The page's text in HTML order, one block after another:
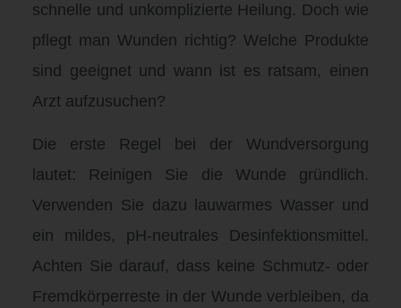
schnelle und unkomplizierte Heilung. Doch wie
pflegt man Wunden richtig? Welche Produkte
sind geeignet und wann ist es ratsam, einen
Arzt aufzusuchen?
Die erste Regel bei der Wundversorgung
lautet: Reinigen Sie die Wunde gründlich.
Verwenden Sie dazu lauwarmes Wasser und
ein mildes, pH-neutrales Desinfektionsmittel.
Achten Sie darauf, dass keine Schmutz- oder
Fremdkörperreste in der Wunde verbleiben, da